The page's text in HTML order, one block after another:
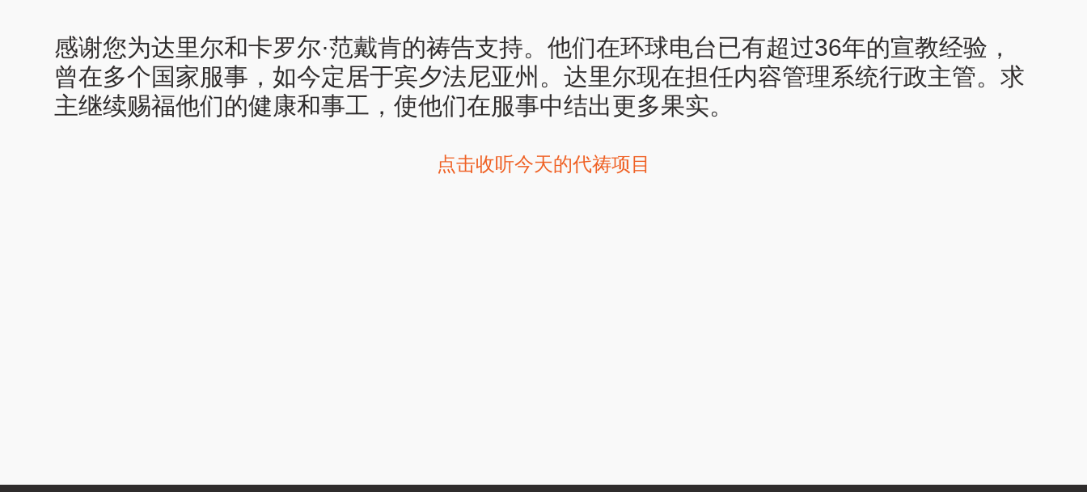
感谢您为达里尔和卡罗尔·范戴肯的祷告支持。他们在环球电台已有超过36年的宣教经验，
曾在多个国家服事，如今定居于宾夕法尼亚州。达里尔现在担任内容管理系统行政主管。求
主继续赐福他们的健康和事工，使他们在服事中结出更多果实。
点击收听今天的代祷项目